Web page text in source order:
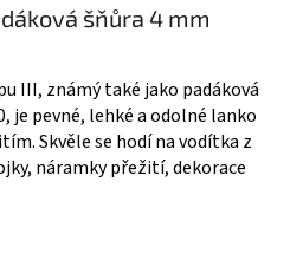
šňůra 4 mm
III, známý také jako padáková
je pevné, lehké a odolné lanko
Skvěle se hodí na vodítka z
náramky přežití, dekorace